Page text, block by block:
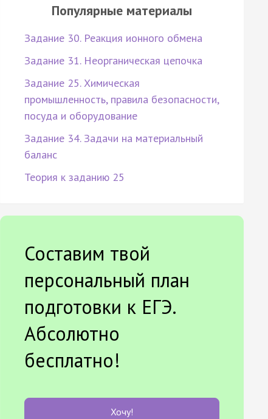
Популярные материалы
Задание 30. Реакция ионного обмена
Задание 31. Неорганическая цепочка
Задание 25. Химическая
промышленность, правила безопасности,
посуда и оборудование
Задание 34. Задачи на материальный
баланс
Теория к заданию 25
Составим твой
персональный план
подготовки к ЕГЭ.
Абсолютно
бесплатно!
Хочу!